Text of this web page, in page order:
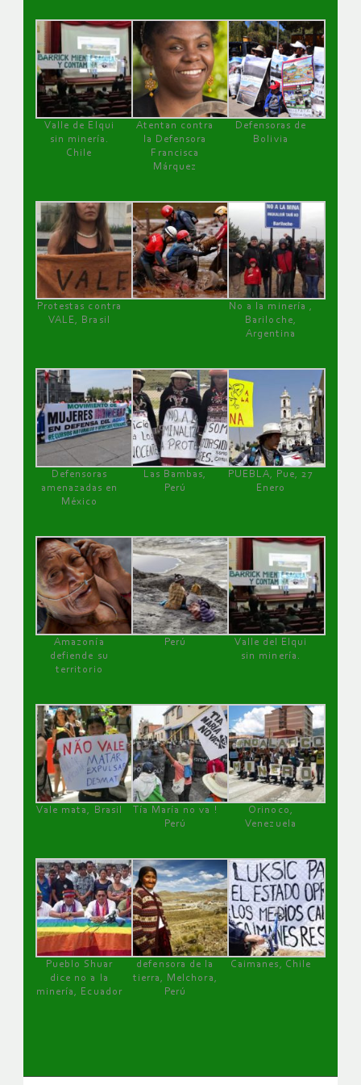
Valle de Elqui
sin minería.
Chile
Atentan contra
la Defensora
Francisca
Márquez
Defensoras de
Bolivia
Protestas contra
VALE, Brasil
No a la minería ,
Bariloche,
Argentina
Defensoras
amenazadas en
México
Las Bambas,
Perú
PUEBLA, Pue, 27
Enero
Amazonía
defiende su
territorio
Perú
Valle del Elqui
sin minería.
Vale mata, Brasil
Tía María no va !
Perú
Orinoco,
Venezuela
Pueblo Shuar
dice no a la
minería, Ecuador
defensora de la
tierra, Melchora,
Perú
Caimanes, Chile